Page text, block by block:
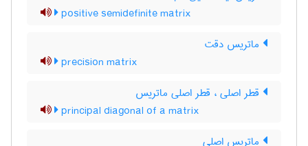
positive semidefinite matrix
ماتریس دقت
precision matrix
قطر اصلی ، قطر اصلی ماتریس
principal diagonal of a matrix
ماتریس اصلی